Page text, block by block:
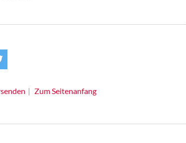
Zum Seitenanfang